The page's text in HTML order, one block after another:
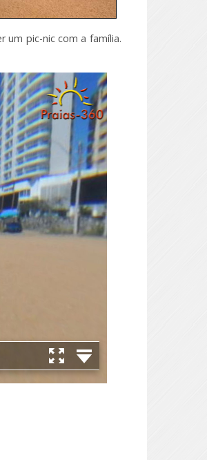
um pic-nic com a família.